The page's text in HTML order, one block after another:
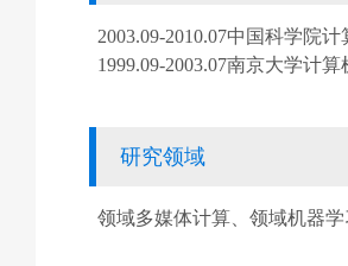
2003.09-2010.07中国科学院
1999.09-2003.07南京大学计
研究领域
领域多媒体计算、领域机器学